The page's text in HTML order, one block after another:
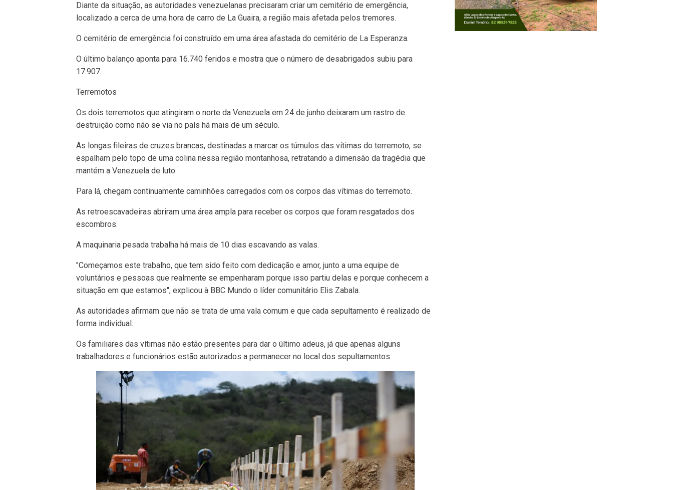
Diante da situação, as autoridades venezuelanas precisaram criar um cemitério de emergência,
localizado a cerca de uma hora de carro de La Guaira, a região mais afetada pelos tremores.
O cemitério de emergência foi construído em uma área afastada do cemitério de La Esperanza.
O último balanço aponta para 16.740 feridos e mostra que o número de desabrigados subiu para
17.907.
Terremotos
Os dois terremotos que atingiram o norte da Venezuela em 24 de junho deixaram um rastro de
destruição como não se via no país há mais de um século.
As longas fileiras de cruzes brancas, destinadas a marcar os túmulos das vítimas do terremoto, se
espalham pelo topo de uma colina nessa região montanhosa, retratando a dimensão da tragédia que
mantém a Venezuela de luto.
Para lá, chegam continuamente caminhões carregados com os corpos das vítimas do terremoto.
As retroescavadeiras abriram uma área ampla para receber os corpos que foram resgatados dos
escombros.
A maquinaria pesada trabalha há mais de 10 dias escavando as valas.
"Começamos este trabalho, que tem sido feito com dedicação e amor, junto a uma equipe de
voluntários e pessoas que realmente se empenharam porque isso partiu delas e porque conhecem a
situação em que estamos", explicou à BBC Mundo o líder comunitário Elis Zabala.
As autoridades afirmam que não se trata de uma vala comum e que cada sepultamento é realizado de
forma individual.
Os familiares das vítimas não estão presentes para dar o último adeus, já que apenas alguns
trabalhadores e funcionários estão autorizados a permanecer no local dos sepultamentos.